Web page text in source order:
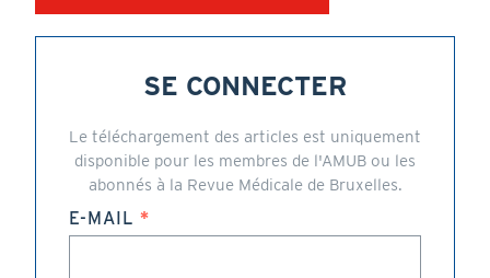
SE CONNECTER
Le téléchargement des articles est uniquement
disponible pour les membres de l'AMUB ou les
abonnés à la Revue Médicale de Bruxelles.
E-MAIL